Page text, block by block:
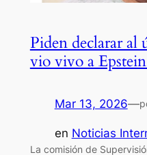
Piden declarar al
vio vivo a
Mar 13, 2026—
en Noticias
La comisión de